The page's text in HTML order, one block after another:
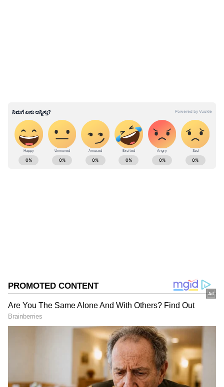
ಸಾಮಾಜಿಕ ಜಾಲತಾಣದಲ್ಲಿ 'ಟೋಬಿ'ಯ ರಕ್ತ- ಸಿಕ್ತ
ಅವತಾರ ಫುಲ್ ವೈರಲ್: ಪಾತ್ರದ ಬಗ್ಗೆ ರಾಜ್.ಬಿ.ಶೆಟ್ಟಿ
ಹೇಳಿದ್ದೇನು?
ABOUT THE AUTHOR